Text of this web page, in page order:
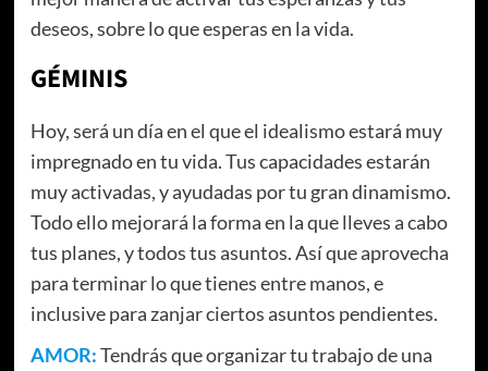
deseos, sobre lo que esperas en la vida.
GÉMINIS
Hoy, será un día en el que el idealismo estará muy
impregnado en tu vida. Tus capacidades estarán
muy activadas, y ayudadas por tu gran dinamismo.
Todo ello mejorará la forma en la que lleves a cabo
tus planes, y todos tus asuntos. Así que aprovecha
para terminar lo que tienes entre manos, e
inclusive para zanjar ciertos asuntos pendientes.
AMOR:Tendrás que organizar tu trabajo de una